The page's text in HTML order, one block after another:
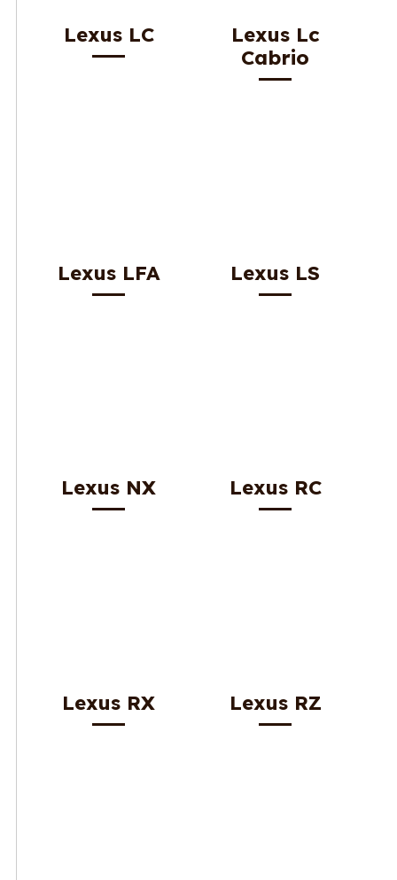
Lexus LC
Lexus Lc
Cabrio
Lexus LFA Lexus LS
Lexus NX Lexus RC
Lexus RX Lexus RZ